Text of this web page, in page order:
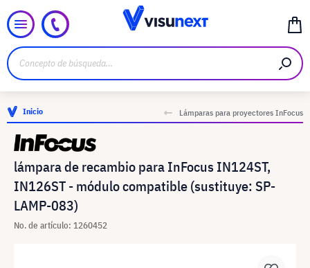
Inicio Lámparas para proyectores InFocus
lámpara de recambio para InFocus IN124ST,
IN126ST - módulo compatible (sustituye: SP-
LAMP-083)
No. de artículo: 1260452